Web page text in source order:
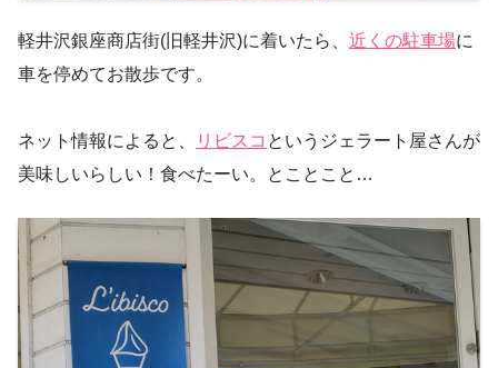
軽井沢銀座商店街(旧軽井沢)に着いたら、 近くの駐車場に
車を停めてお散歩です。
ネット情報によると、 リビスコ というジェラート屋さんが
美味しいらしい！食べたーい。とことこと…